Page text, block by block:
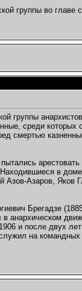
группы во
группы
среди
смертью
в
Азаров, Яков
Брегадзе
анархическом
и после двух
на